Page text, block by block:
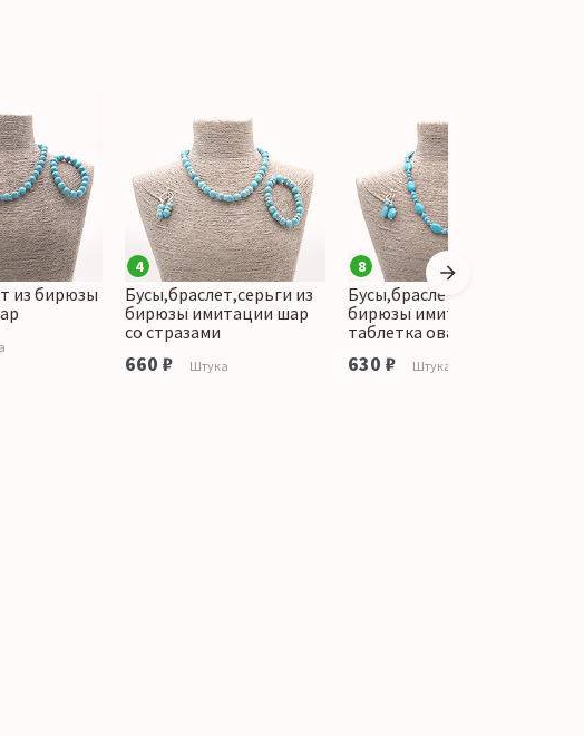
из бирюзы
4
Бусы,браслет,серьги из
бирюзы имитации шар
со стразами
660 ₽ Штука
8
Бусы,браслет,серьги из
бирюзы имитации
таблетка овальная
630 ₽ Штука